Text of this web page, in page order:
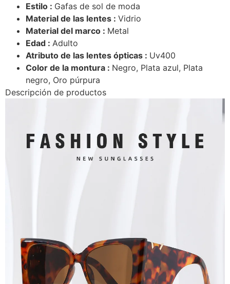
Estilo : Gafas de sol de moda
Material de las lentes : Vidrio
Material del marco : Metal
Edad : Adulto
Atributo de las lentes ópticas : Uv400
Color de la montura : Negro, Plata azul, Plata
negro, Oro púrpura
Descripción de productos